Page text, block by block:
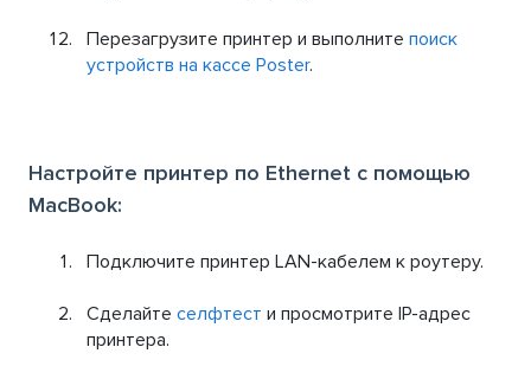
Перезагрузите принтер и выполните поиск
устройств на кассе Poster.
Настройте принтер по Ethernet с помощью
MacBook:
Подключите принтер LAN-кабелем к роутеру.
Сделайте селфтест и просмотрите IP-адрес
принтера.